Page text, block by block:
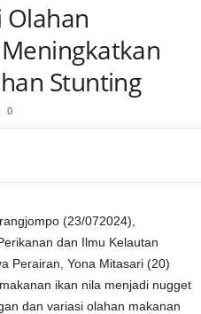
Olahan
Stunting
0
(23/072024),
dan Ilmu Kelautan
Perairan, Yona Mitasari (20)
ikan nila menjadi nugget
dan variasi olahan makanan